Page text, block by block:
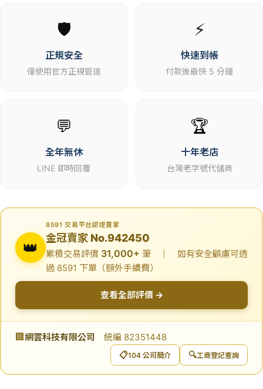
🛡️
正規安全
僅使用官方正規管道
⚡
快速到帳
付款後最快 5 分鐘
💬
全年無休
LINE 即時回覆
🏆
十年老店
台灣老字號代儲商
👑
8591 交易平台認證賣家
金冠賣家 No.942450
累積交易評價 31,000+ 筆 ｜ 如有安全顧慮可透
過 8591 下單（額外手續費）
查看全部評價 →
🏢 網雲科技有限公司 統編 82351448
📋104 公司簡介 🔍工商登記查詢